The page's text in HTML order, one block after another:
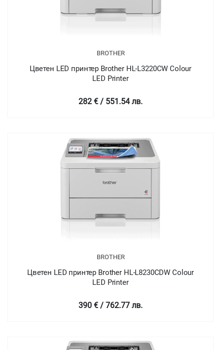
BROTHER
Цветен LED принтер Brother HL-L3220CW Colour
LED Printer
282 € / 551.54 лв.
BROTHER
Цветен LED принтер Brother HL-L8230CDW Colour
LED Printer
390 € / 762.77 лв.